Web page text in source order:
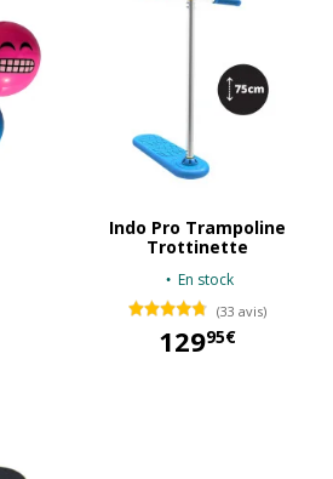
Indo Pro Trampoline
Trottinette
En stock
(33 avis)
12995€